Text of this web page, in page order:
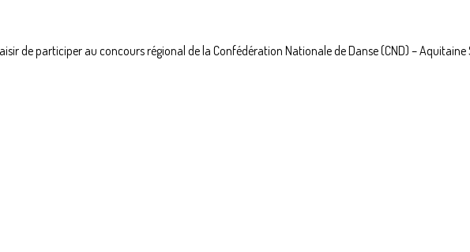
de participer au concours régional de la Confédération Nationale de Danse (CND) –